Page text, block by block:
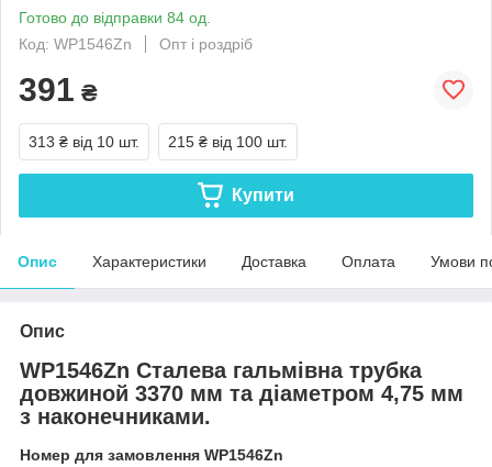
Готово до відправки 84 од.
Код: WP1546Zn
Опт і роздріб
391 ₴
313 ₴ від 10 шт. 215 ₴ від 100 шт.
Купити
Опис Характеристики Доставка Оплата Умови
Опис
WP1546Zn Сталева гальмівна трубка
довжиной 3370 мм та діаметром 4,75 мм
з наконечниками.
Номер для замовлення WP1546Zn